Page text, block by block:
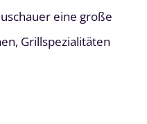
eine große
Grillspezialitäten